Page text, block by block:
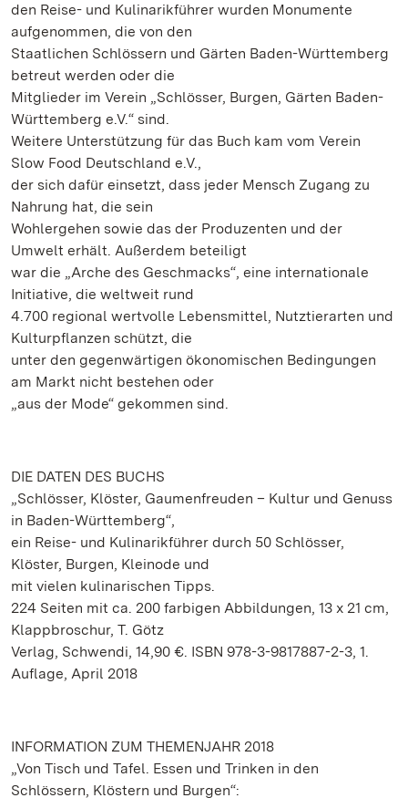
den Reise- und Kulinarikführer wurden Monumente
aufgenommen, die von den
Staatlichen Schlössern und Gärten Baden-Württemberg
betreut werden oder die
Mitglieder im Verein „Schlösser, Burgen, Gärten Baden-
Württemberg e.V.“ sind.
Weitere Unterstützung für das Buch kam vom Verein
Slow Food Deutschland e.V.,
der sich dafür einsetzt, dass jeder Mensch Zugang zu
Nahrung hat, die sein
Wohlergehen sowie das der Produzenten und der
Umwelt erhält. Außerdem beteiligt
war die „Arche des Geschmacks“, eine internationale
Initiative, die weltweit rund
4.700 regional wertvolle Lebensmittel, Nutztierarten und
Kulturpflanzen schützt, die
unter den gegenwärtigen ökonomischen Bedingungen
am Markt nicht bestehen oder
„aus der Mode“ gekommen sind.
DIE DATEN DES BUCHS
„Schlösser, Klöster, Gaumenfreuden – Kultur und Genuss
in Baden-Württemberg“,
ein Reise- und Kulinarikführer durch 50 Schlösser,
Klöster, Burgen, Kleinode und
mit vielen kulinarischen Tipps.
224 Seiten mit ca. 200 farbigen Abbildungen, 13 x 21 cm,
Klappbroschur, T. Götz
Verlag, Schwendi, 14,90 €. ISBN 978-3-9817887-2-3, 1.
Auflage, April 2018
INFORMATION ZUM THEMENJAHR 2018
„Von Tisch und Tafel. Essen und Trinken in den
Schlössern, Klöstern und Burgen“: